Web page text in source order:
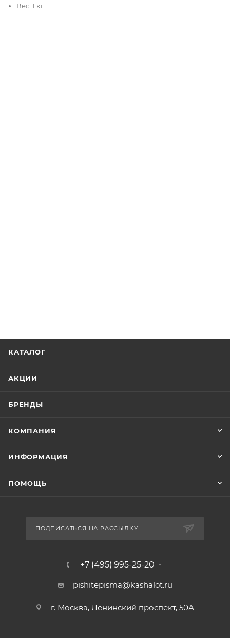
Вес: 1 кг
КАТАЛОГ
АКЦИИ
БРЕНДЫ
КОМПАНИЯ
ИНФОРМАЦИЯ
ПОМОЩЬ
ПОДПИСАТЬСЯ НА РАССЫЛКУ
+7 (495) 995-25-20​
pishitepisma@kashalot.ru
г. Москва, Ленинский проспект, 50А​